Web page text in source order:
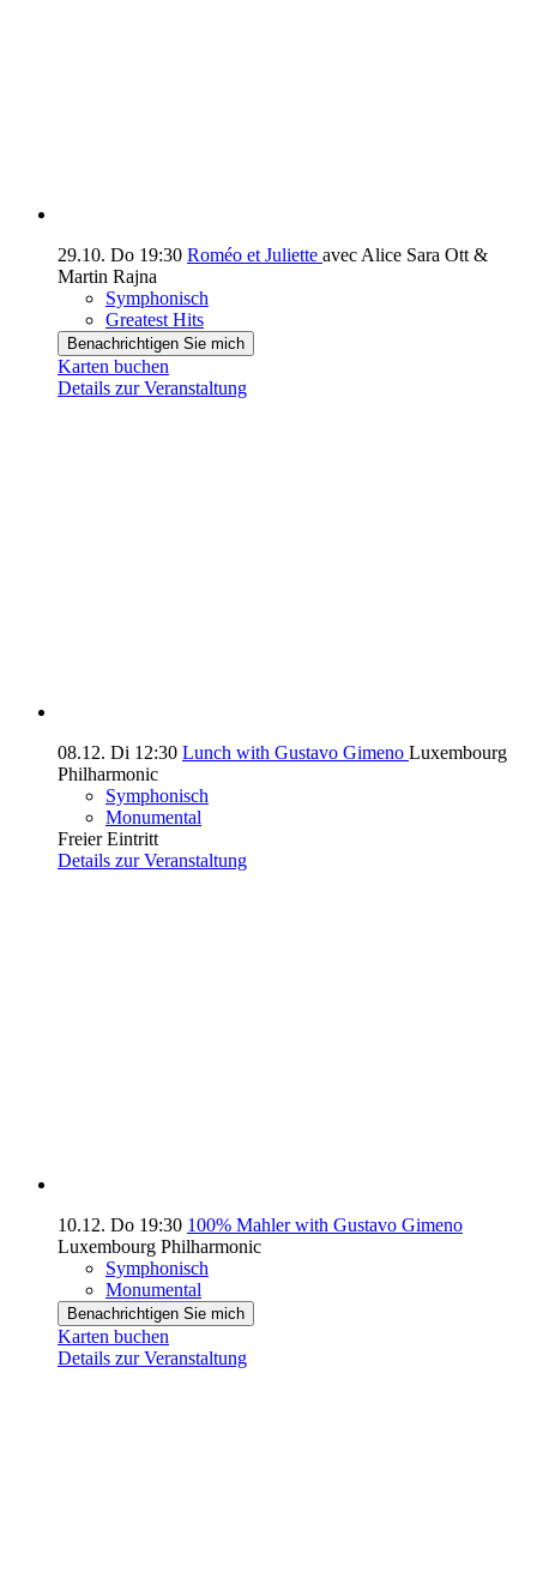
29.10. Do 19:30 Roméo et Juliette avec Alice Sara Ott &
Martin Rajna
Symphonisch
Greatest Hits
Benachrichtigen Sie mich
Karten buchen
Details zur Veranstaltung
08.12. Di 12:30 Lunch with Gustavo Gimeno Luxembourg
Philharmonic
Symphonisch
Monumental
Freier Eintritt
Details zur Veranstaltung
10.12. Do 19:30 100% Mahler with Gustavo Gimeno
Luxembourg Philharmonic
Symphonisch
Monumental
Benachrichtigen Sie mich
Karten buchen
Details zur Veranstaltung